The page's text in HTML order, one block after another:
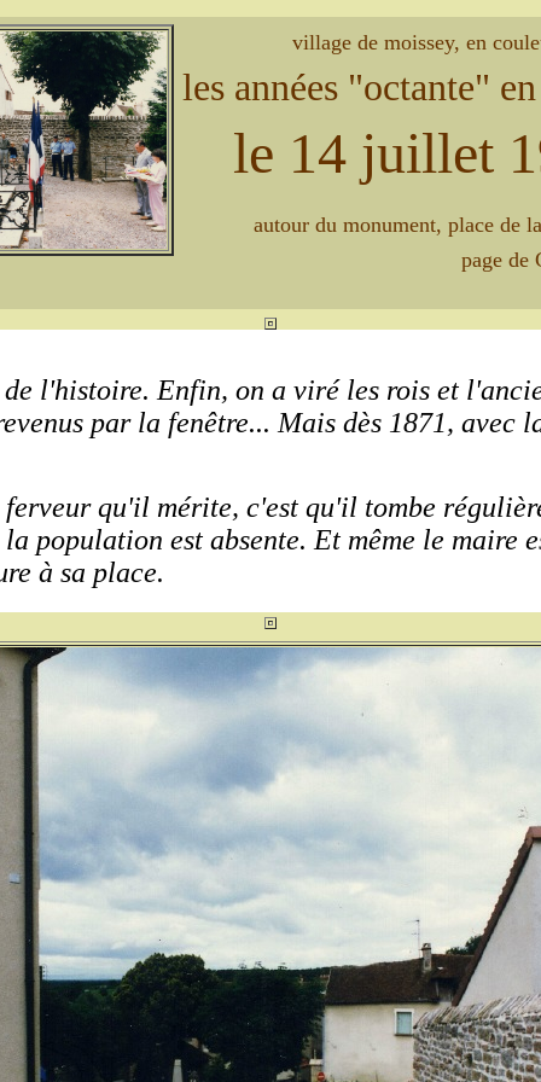
village de moissey, en
les années "octante"
le 14 juillet
autour du monument, place de
page de
l'histoire. Enfin, on a viré les rois et
par la fenêtre... Mais dès 1871, avec
qu'il mérite, c'est qu'il tombe
population est absente. Et même le maire
à sa place.